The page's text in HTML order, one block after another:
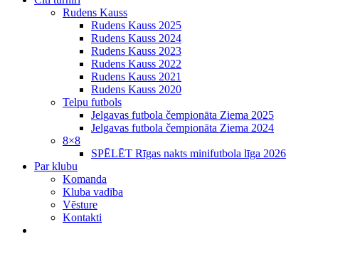
Rudens Kauss
Rudens Kauss 2025
Rudens Kauss 2024
Rudens Kauss 2023
Rudens Kauss 2022
Rudens Kauss 2021
Rudens Kauss 2020
Telpu futbols
Jelgavas futbola čempionāta Ziema 2025
Jelgavas futbola čempionāta Ziema 2024
8×8
SPĒLĒT Rīgas nakts minifutbola līga 2026
Par klubu
Komanda
Kluba vadība
Vēsture
Kontakti